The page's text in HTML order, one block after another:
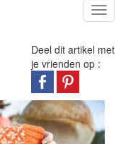
Deel dit artikel met
je vrienden op :